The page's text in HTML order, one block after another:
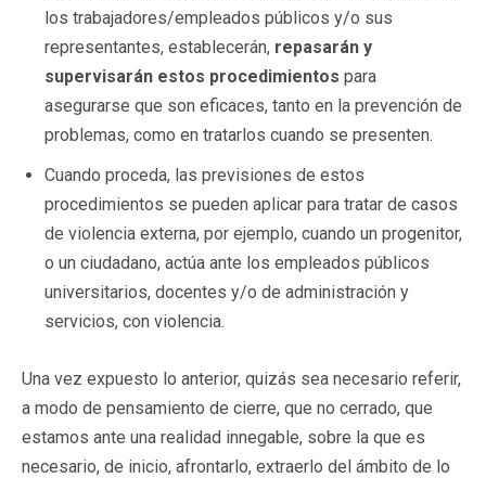
los trabajadores/empleados públicos y/o sus
representantes, establecerán, repasarán y
supervisarán estos procedimientos para
asegurarse que son eficaces, tanto en la prevención de
problemas, como en tratarlos cuando se presenten.
Cuando proceda, las previsiones de estos
procedimientos se pueden aplicar para tratar de casos
de violencia externa, por ejemplo, cuando un progenitor,
o un ciudadano, actúa ante los empleados públicos
universitarios, docentes y/o de administración y
servicios, con violencia.
Una vez expuesto lo anterior, quizás sea necesario referir,
a modo de pensamiento de cierre, que no cerrado, que
estamos ante una realidad innegable, sobre la que es
necesario, de inicio, afrontarlo, extraerlo del ámbito de lo